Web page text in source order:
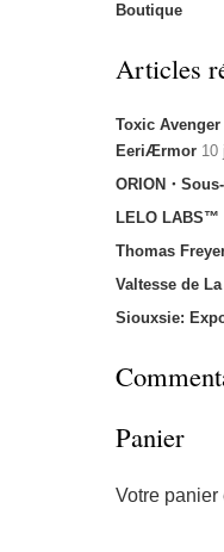
Boutique
Articles
Toxic Avenger
EeriÆrmor 10
ORION・
LELO LABS™
Thomas
Valtesse de La
Siouxsie:
Panier
Votre panier